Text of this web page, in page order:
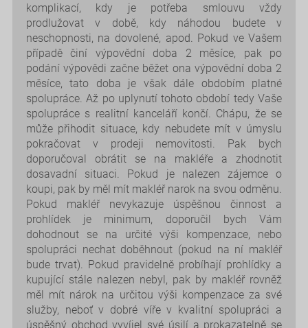
komplikací, kdy je potřeba smlouvu vždy
prodlužovat v době, kdy náhodou budete v
neschopnosti, na dovolené, apod. Pokud ve Vašem
případě činí výpovědní doba 2 měsíce, pak po
podání výpovědi začne běžet ona výpovědní doba 2
měsíce, tato doba je však dále obdobím platné
spolupráce. Až po uplynutí tohoto období tedy Vaše
spolupráce s realitní kanceláří končí. Chápu, že se
může přihodit situace, kdy nebudete mít v úmyslu
pokračovat v prodeji nemovitosti. Pak bych
doporučoval obrátit se na makléře a zhodnotit
dosavadní situaci. Pokud je nalezen zájemce o
koupi, pak by měl mít makléř narok na svou odměnu.
Pokud makléř nevykazuje úspěšnou činnost a
prohlídek je minimum, doporučil bych Vám
dohodnout se na určité výši kompenzace, nebo
spolupráci nechat doběhnout (pokud na ní makléř
bude trvat). Pokud pravidelně probíhají prohlídky a
kupující stále nalezen nebyl, pak by makléř rovněž
měl mít nárok na určitou výši kompenzace za své
služby, neboť v dobré víře v kvalitní spolupráci a
úspěšný obchod vyvíjel své úsilí a prokazatelně se